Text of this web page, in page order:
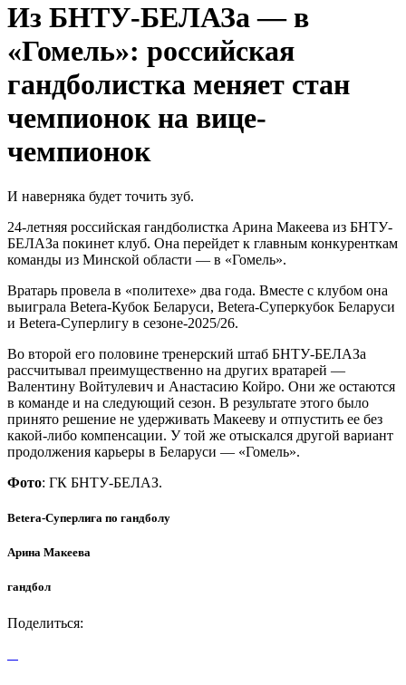
Из БНТУ-БЕЛАЗа — в
«Гомель»: российская
гандболистка меняет стан
чемпионок на вице-
чемпионок
И наверняка будет точить зуб.
24-летняя российская гандболистка Арина Макеева из БНТУ-
БЕЛАЗа покинет клуб. Она перейдет к главным конкуренткам
команды из Минской области — в «Гомель».
Вратарь провела в «политехе» два года. Вместе с клубом она
выиграла Betera-Кубок Беларуси, Betera-Суперкубок Беларуси
и Betera-Суперлигу в сезоне-2025/26.
Во второй его половине тренерский штаб БНТУ-БЕЛАЗа
рассчитывал преимущественно на других вратарей —
Валентину Войтулевич и Анастасию Койро. Они же остаются
в команде и на следующий сезон. В результате этого было
принято решение не удерживать Макееву и отпустить ее без
какой-либо компенсации. У той же отыскался другой вариант
продолжения карьеры в Беларуси — «Гомель».
Фото: ГК БНТУ-БЕЛАЗ.
Betera-Суперлига по гандболу
Арина Макеева
гандбол
Поделиться: